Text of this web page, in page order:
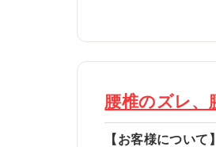
腰椎のズレ、
【お客様について】